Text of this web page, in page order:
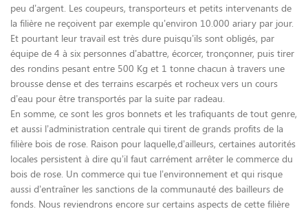
peu d’argent. Les coupeurs, transporteurs et petits intervenants de
la filière ne reçoivent par exemple qu’environ 10.000 ariary par jour.
Et pourtant leur travail est très dure puisqu’ils sont obligés, par
équipe de 4 à six personnes d’abattre, écorcer, tronçonner, puis tirer
des rondins pesant entre 500 Kg et 1 tonne chacun à travers une
brousse dense et des terrains escarpés et rocheux vers un cours
d’eau pour être transportés par la suite par radeau.
En somme, ce sont les gros bonnets et les trafiquants de tout genre,
et aussi l’administration centrale qui tirent de grands profits de la
filière bois de rose. Raison pour laquelle,d’ailleurs, certaines autorités
locales persistent à dire qu’il faut carrément arrêter le commerce du
bois de rose. Un commerce qui tue l’environnement et qui risque
aussi d’entraîner les sanctions de la communauté des bailleurs de
fonds. Nous reviendrons encore sur certains aspects de cette filière